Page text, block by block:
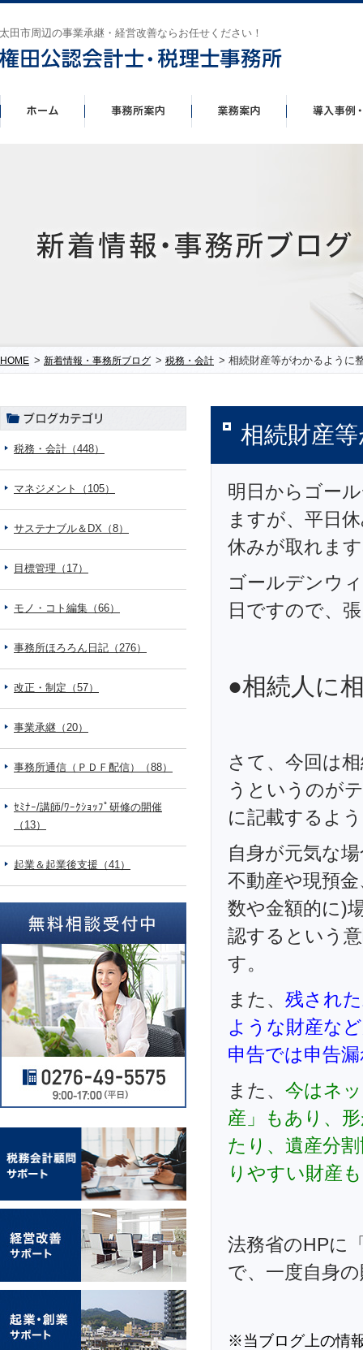
太田市周辺の事業承継・経営改善ならお任せください！
HOME > 新着情報・事務所ブログ > 税務・会計 > 相続財産等がわかるように
相続財産
明日からゴー
ますが、平日
休みが取れま
ゴールデンウ
日ですので、
●相続人に
さて、今回は
うというのが
に記載するよ
自身が元気な
不動産や現預
数や金額的に)
認するという
す。
また、 残され
ような財産な
申告では申告
また、 今はネ
産」もあり、
たり、遺産分
りやすい財産
法務省のHPに
で、一度自身
※当ブログ上の情
税務・会計（448）
マネジメント（105）
サステナブル＆DX（8）
目標管理（17）
モノ・コト編集（66）
事務所ほろろん日記（276）
改正・制定（57）
事業承継（20）
事務所通信（ＰＤＦ配信）（88）
ｾﾐﾅｰ/講師/ﾜｰｸｼｮｯﾌﾟ研修の開催
（13）
起業＆起業後支援（41）